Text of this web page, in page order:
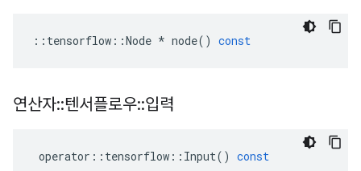
:: tensorflow ::Node * node() const
연산자::텐서플로우::입력
operator :: tensorflow :: Input() const